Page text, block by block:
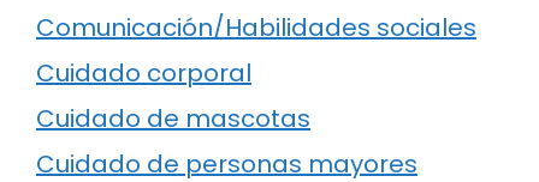
Comunicación/Habilidades sociales
Cuidado corporal
Cuidado de mascotas
Cuidado de personas mayores